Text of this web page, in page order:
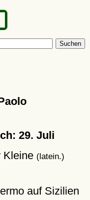
Suchen
29. Juli
Kleine (latein.)
auf Sizilien